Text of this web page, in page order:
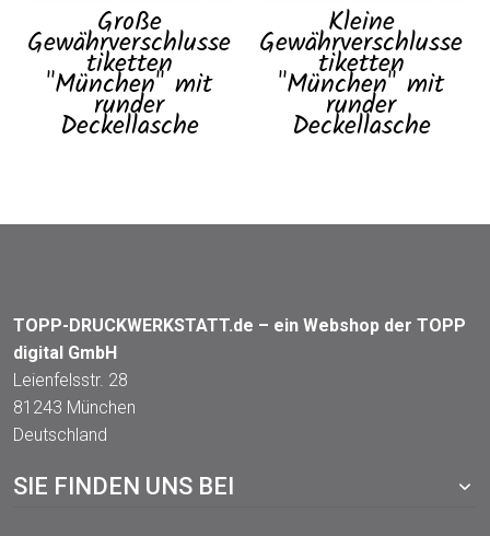
Große
Gewährverschlusse
tiketten
"München" mit
runder
Deckellasche
Kleine
Gewährverschlusse
tiketten
"München" mit
runder
Deckellasche
TOPP-DRUCKWERKSTATT.de – ein Webshop der TOPP
digital GmbH
Leienfelsstr. 28
81243 München
Deutschland
SIE FINDEN UNS BEI